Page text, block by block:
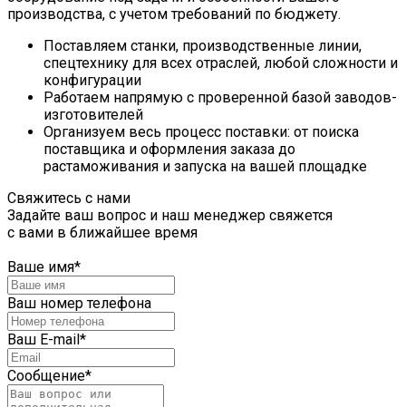
производства, с учетом требований по бюджету.
Поставляем станки, производственные линии,
спецтехнику для всех отраслей, любой сложности и
конфигурации
Работаем напрямую с проверенной базой заводов-
изготовителей
Организуем весь процесс поставки: от поиска
поставщика и оформления заказа до
растаможивания и запуска на вашей площадке
Свяжитесь с нами
Задайте ваш вопрос и наш менеджер свяжется
с вами в ближайшее время
Ваше имя*
Ваш номер телефона
Ваш E-mail *
Сообщение*